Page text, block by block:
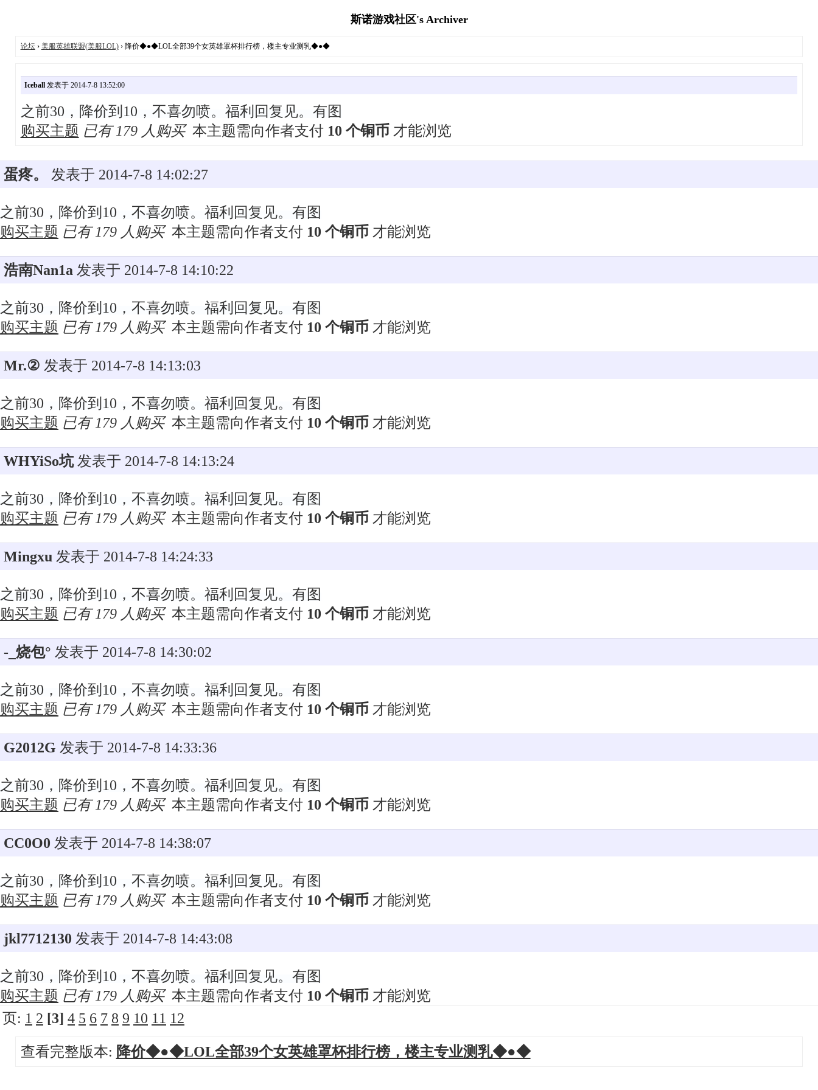
斯诺游戏社区's Archiver
论坛› 美服英雄联盟(美服LOL)› 降价◆●◆LOL全部39个女英雄罩杯排行榜，楼主专业测乳◆●◆
Iceball发表于 2014-7-8 13:52:00
之前30，降价到10，不喜勿喷。福利回复见。有图
购买主题 已有 179 人购买 本主题需向作者支付 10 个铜币 才能浏览
蛋疼。 发表于 2014-7-8 14:02:27
之前30，降价到10，不喜勿喷。福利回复见。有图
购买主题 已有 179 人购买 本主题需向作者支付 10 个铜币 才能浏览
浩南Nan1a 发表于 2014-7-8 14:10:22
之前30，降价到10，不喜勿喷。福利回复见。有图
购买主题 已有 179 人购买 本主题需向作者支付 10 个铜币 才能浏览
Mr.② 发表于 2014-7-8 14:13:03
之前30，降价到10，不喜勿喷。福利回复见。有图
购买主题 已有 179 人购买 本主题需向作者支付 10 个铜币 才能浏览
WHYiSo坑发表于 2014-7-8 14:13:24
之前30，降价到10，不喜勿喷。福利回复见。有图
购买主题 已有 179 人购买 本主题需向作者支付 10 个铜币 才能浏览
Mingxu 发表于 2014-7-8 14:24:33
之前30，降价到10，不喜勿喷。福利回复见。有图
购买主题 已有 179 人购买 本主题需向作者支付 10 个铜币 才能浏览
-_烧包° 发表于 2014-7-8 14:30:02
之前30，降价到10，不喜勿喷。福利回复见。有图
购买主题 已有 179 人购买 本主题需向作者支付 10 个铜币 才能浏览
G2012G 发表于 2014-7-8 14:33:36
之前30，降价到10，不喜勿喷。福利回复见。有图
购买主题 已有 179 人购买 本主题需向作者支付 10 个铜币 才能浏览
CC0O0 发表于 2014-7-8 14:38:07
之前30，降价到10，不喜勿喷。福利回复见。有图
购买主题 已有 179 人购买 本主题需向作者支付 10 个铜币 才能浏览
jkl7712130 发表于 2014-7-8 14:43:08
之前30，降价到10，不喜勿喷。福利回复见。有图
购买主题 已有 179 人购买 本主题需向作者支付 10 个铜币 才能浏览
页: 1 2 [3] 4 5 6 7 8 9 10 11 12
查看完整版本: 降价◆●◆LOL全部39个女英雄罩杯排行榜，楼主专业测乳◆●◆